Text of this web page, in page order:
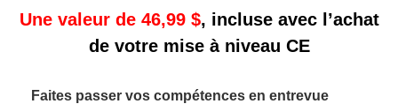
Une valeur de 46,99 $, incluse avec l’achat
de votre mise à niveau CE
Faites passer vos compétences en entrevue